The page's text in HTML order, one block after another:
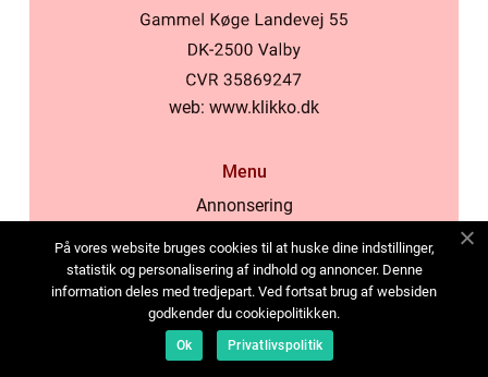
web: www.klikko.dk
Menu
Annonsering
Cookies
Kontakta oss
Sitemap
På vores website bruges cookies til at huske dine indstillinger,
statistik og personalisering af indhold og annoncer. Denne
information deles med tredjepart. Ved fortsat brug af websiden
godkender du cookiepolitikken.
Ok Privatlivspolitik